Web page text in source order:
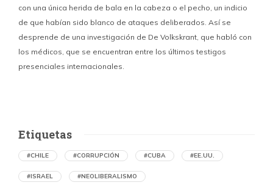
con una única herida de bala en la cabeza o el pecho, un indicio
de que habían sido blanco de ataques deliberados. Así se
desprende de una investigación de De Volkskrant, que habló con
los médicos, que se encuentran entre los últimos testigos
presenciales internacionales.
Etiquetas
#CHILE #CORRUPCIÓN #CUBA #EE.UU.
#ISRAEL #NEOLIBERALISMO